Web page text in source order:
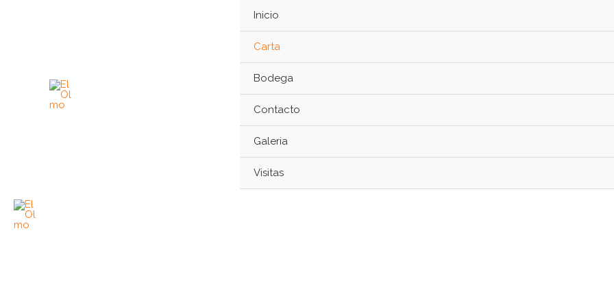
Inicio
Carta
Bodega
Contacto
Galeria
Visitas